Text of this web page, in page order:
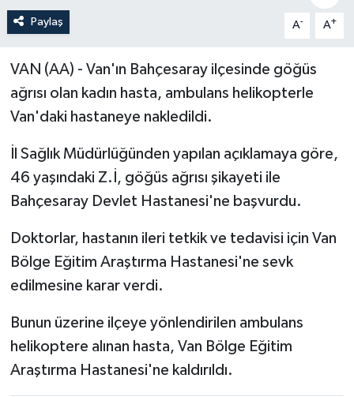
Paylaş A- A+
VAN (AA) - Van'ın Bahçesaray ilçesinde göğüs
ağrısı olan kadın hasta, ambulans helikopterle
Van'daki hastaneye nakledildi.
İl Sağlık Müdürlüğünden yapılan açıklamaya göre,
46 yaşındaki Z.İ, göğüs ağrısı şikayeti ile
Bahçesaray Devlet Hastanesi'ne başvurdu.
Doktorlar, hastanın ileri tetkik ve tedavisi için Van
Bölge Eğitim Araştırma Hastanesi'ne sevk
edilmesine karar verdi.
Bunun üzerine ilçeye yönlendirilen ambulans
helikoptere alınan hasta, Van Bölge Eğitim
Araştırma Hastanesi'ne kaldırıldı.
Politika
Sağlık
Spor
Teknoloji
Yaşam